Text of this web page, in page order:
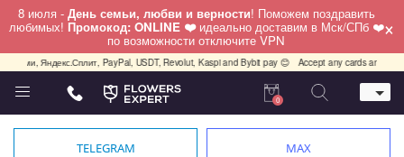
8 июля - День семьи, любви и верности! Поможем поздравить
любимых! Промокод: ONLINE ❤️ идеально доставим в Мск/СПб ❤️
по возможности отключите VPN ×
PayPal, USDT, Revolut, Kaspi and Bybit pay 😊 Accept any cards any country,
Телефон
+7 (812) 425 36 05
0
TELEGRAM MAX